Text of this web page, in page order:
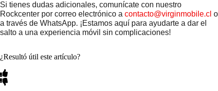
Si tienes dudas adicionales, comunícate con nuestro
Rockcenter por correo electrónico a contacto@virginmobile.cl o
a través de WhatsApp. ¡Estamos aquí para ayudarte a dar el
salto a una experiencia móvil sin complicaciones!
¿Resultó útil este artículo?